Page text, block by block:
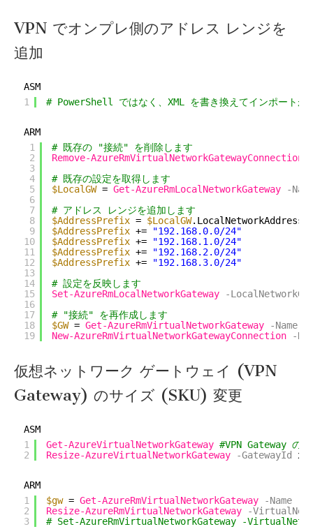
VPN でオンプレ側のアドレス レンジを
追加
ASM
1
# PowerShell ではなく、XML を書き換えてインポートが
ARM
1
2
3
4
5
6
7
8
9
10
11
12
13
14
15
16
17
18
19
# 既存の "接続" を削除します
Remove-AzureRmVirtualNetworkGatewayConnection
# 既存の設定を取得します
$LocalGW = Get-AzureRmLocalNetworkGateway
-
# アドレス レンジを追加します
$AddressPrefix = $LocalGW
$AddressPrefix +=
"192.168.0.0/24"
$AddressPrefix +=
"192.168.1.0/24"
$AddressPrefix +=
"192.168.2.0/24"
$AddressPrefix +=
"192.168.3.0/24"
# 設定を反映します
Set-AzureRmLocalNetworkGateway
-
# "接続" を再作成します
$GW = Get-AzureRmVirtualNetworkGateway -Name
New-AzureRmVirtualNetworkGatewayConnection
-
仮想ネットワーク ゲートウェイ (VPN
Gateway) のサイズ (SKU) 変更
ASM
1
2
Get-AzureVirtualNetworkGateway #VPN Gateway の
Resize-AzureVirtualNetworkGateway
-GatewayId
ARM
1
2
3
$gw = Get-AzureRmVirtualNetworkGateway -Name
Resize-AzureRmVirtualNetworkGateway
-
# Set-AzureRmVirtualNetworkGateway -